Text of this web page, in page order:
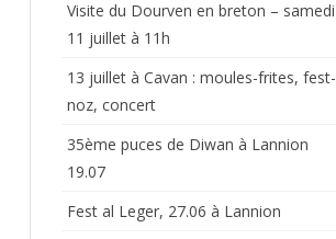
Visite du Dourven en breton – samedi
11 juillet à 11h
13 juillet à Cavan : moules-frites, fest-
noz, concert
35ème puces de Diwan à Lannion
19.07
Fest al Leger, 27.06 à Lannion